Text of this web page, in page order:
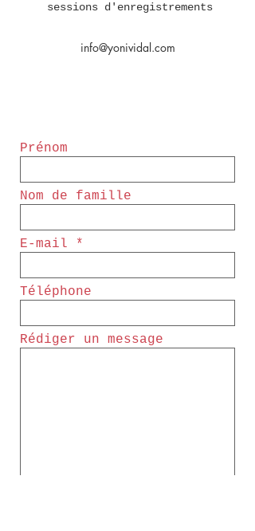
sessions d'enregistrements
info@yonividal.com
Prénom
Nom de famille
E-mail
Téléphone
Rédiger un message